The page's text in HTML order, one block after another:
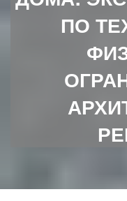
ПО